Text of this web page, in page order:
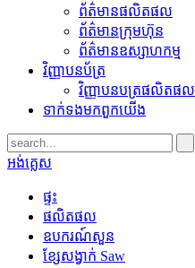
ព័ត៌មានផលិតផល
ព័ត៌មានក្រុមហ៊ុន
ព័ត៌មានឧស្សាហកម្ម
វិញ្ញាបនប័ត្រ
វិញ្ញាបនបត្រផលិតផល
ទាក់ទង​មក​ពួក​យើង
អង់គ្លេស
ផ្ទះ
ផលិតផល
ឧបករណ៍សួន
ខ្សែសង្វាក់ Saw